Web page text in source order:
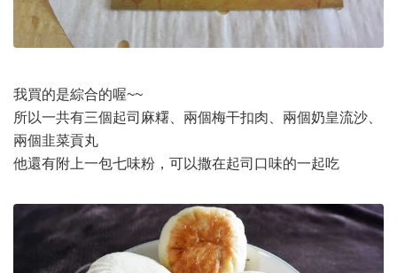
我買的是綜合的喔~~
所以一共有三個起司麻糬、兩個梅干扣肉、兩個奶皇流沙、
兩個韭菜貢丸
他還有附上一包七味粉，可以撒在起司口味的一起吃